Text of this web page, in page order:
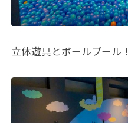
立体遊具とボールプール！